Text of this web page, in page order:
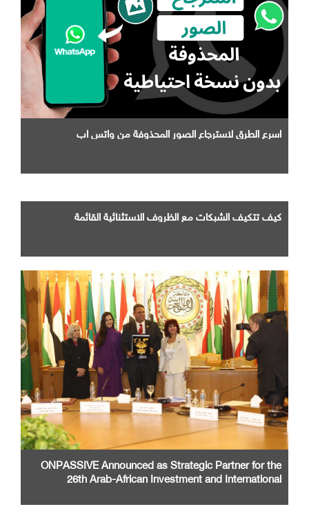
اسرع الطرق لاسترجاع الصور المحذوفة من واتس اب
كيف تتكيف الشبكات مع الظروف الاستثنائية القائمة
ONPASSIVE Announced as Strategic Partner for the
26th Arab-African Investment and International